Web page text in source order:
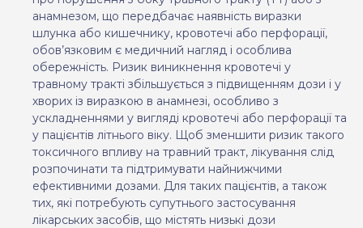
анамнезом, що передбачає наявність виразки
шлунка або кишечнику, кровотечі або перфорації,
обов’язковим є медичний нагляд і особлива
обережність. Ризик виникнення кровотечі у
травному тракті збільшується з підвищенням дози і у
хворих із виразкою в анамнезі, особливо з
ускладненнями у вигляді кровотечі або перфорації та
у пацієнтів літнього віку. Щоб зменшити ризик такого
токсичного впливу на травний тракт, лікування слід
розпочинати та підтримувати найнижчими
ефективними дозами. Для таких пацієнтів, а також
тих, які потребують супутнього застосування
лікарських засобів, що містять низькі дози